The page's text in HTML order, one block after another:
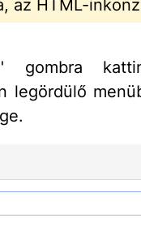
az HTML-
gombra
legördülő